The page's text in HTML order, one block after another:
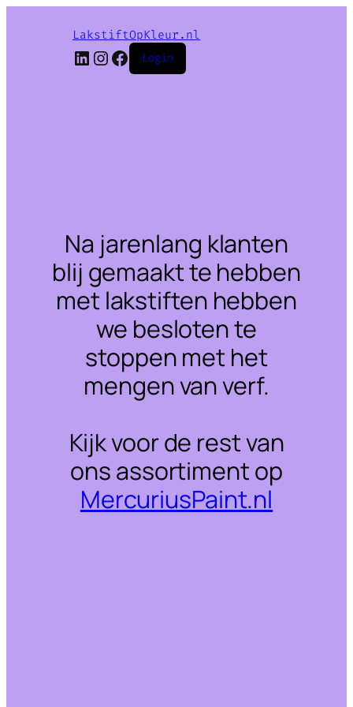
LakstiftOpKleur.nl
LinkedIn
Instagram
Facebook
Login
Na jarenlang klanten
blij gemaakt te hebben
met lakstiften hebben
we besloten te
stoppen met het
mengen van verf.
Kijk voor de rest van
ons assortiment op
MercuriusPaint.nl